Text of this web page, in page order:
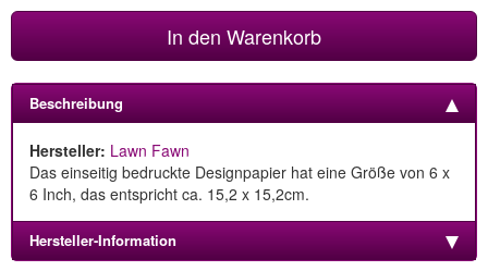
In den Warenkorb
Beschreibung
Hersteller: Lawn Fawn
Das einseitig bedruckte Designpapier hat eine Größe von 6 x
6 Inch, das entspricht ca. 15,2 x 15,2cm.
Hersteller-Information